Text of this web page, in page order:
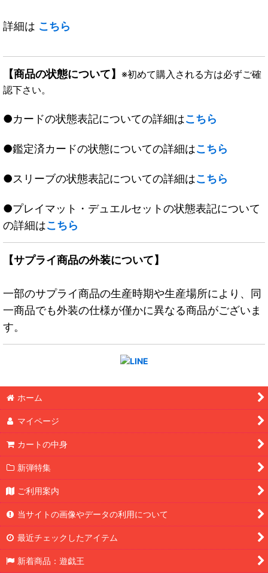
詳細は こちら
【商品の状態について】 ※初めて購入される方は必ずご確
認下さい。
●カードの状態表記についての詳細はこちら
●鑑定済カードの状態についての詳細はこちら
●スリーブの状態表記についての詳細はこちら
●プレイマット・デュエルセットの状態表記について
の詳細はこちら
【サプライ商品の外装について】
一部のサプライ商品の生産時期や生産場所により、同
一商品でも外装の仕様が僅かに異なる商品がございま
す。
ホーム
マイページ
カートの中身
新弾特集
ご利用案内
当サイトの画像やデータの利用について
最近チェックしたアイテム
新着商品：遊戯王